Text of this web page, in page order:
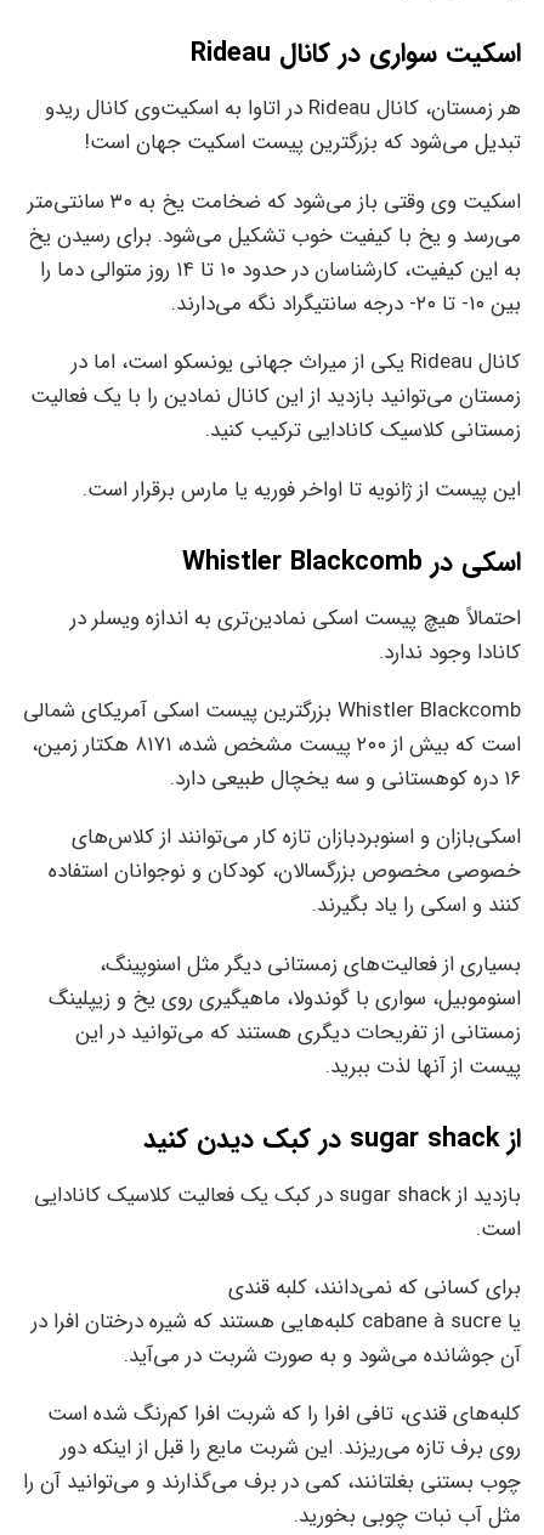
اسکیت سواری در کانال Rideau
هر زمستان، کانال Rideau در اتاوا به اسکیت‌وی کانال ریدو
تبدیل می‌شود که بزرگترین پیست اسکیت جهان است!
اسکیت وی وقتی باز می‌شود که ضخامت یخ به ۳۰ سانتی‌متر
می‌رسد و یخ با کیفیت خوب تشکیل می‌شود. برای رسیدن یخ
به این کیفیت، کارشناسان در حدود ۱۰ تا ۱۴ روز متوالی دما را
بین ۱۰- تا ۲۰- درجه سانتیگراد نگه می‌دارند.
کانال Rideau یکی از میراث جهانی یونسکو است، اما در
زمستان می‌توانید بازدید از این کانال نمادین را با یک فعالیت
زمستانی کلاسیک کانادایی ترکیب کنید.
این پیست از ژانویه تا اواخر فوریه یا مارس برقرار است.
اسکی در Whistler Blackcomb
احتمالاً هیچ پیست اسکی نمادین‌تری به اندازه ویسلر در
کانادا وجود ندارد.
Whistler Blackcomb بزرگترین پیست اسکی آمریکای شمالی
است که بیش از ۲۰۰ پیست مشخص شده، ۸۱۷۱ هکتار زمین،
۱۶ دره کوهستانی و سه یخچال طبیعی دارد.
اسکی‌بازان و اسنوبردبازان تازه کار می‌توانند از کلاس‌های
خصوصی مخصوص بزرگسالان، کودکان و نوجوانان استفاده
کنند و اسکی را یاد بگیرند.
بسیاری از فعالیت‌های زمستانی دیگر مثل اسنوپینگ،
اسنوموبیل، سواری با گوندولا، ماهیگیری روی یخ و زیپلینگ
زمستانی از تفریحات دیگری هستند که می‌توانید در این
پیست از آنها لذت ببرید.
از sugar shack در کبک دیدن کنید
بازدید از sugar shack در کبک یک فعالیت کلاسیک کانادایی
است.
برای کسانی که نمی‌دانند، کلبه قندی
یا cabane à sucre کلبه‌هایی هستند که شیره درختان افرا در
آن جوشانده می‌شود و به صورت شربت در می‌آید.
کلبه‌های قندی، تافی افرا را که شربت افرا کم‌رنگ شده است
روی برف تازه می‌ریزند. این شربت مایع را قبل از اینکه دور
چوب بستنی بغلتانند، کمی در برف می‌گذارند و می‌توانید آن را
مثل آب نبات چوبی بخورید.